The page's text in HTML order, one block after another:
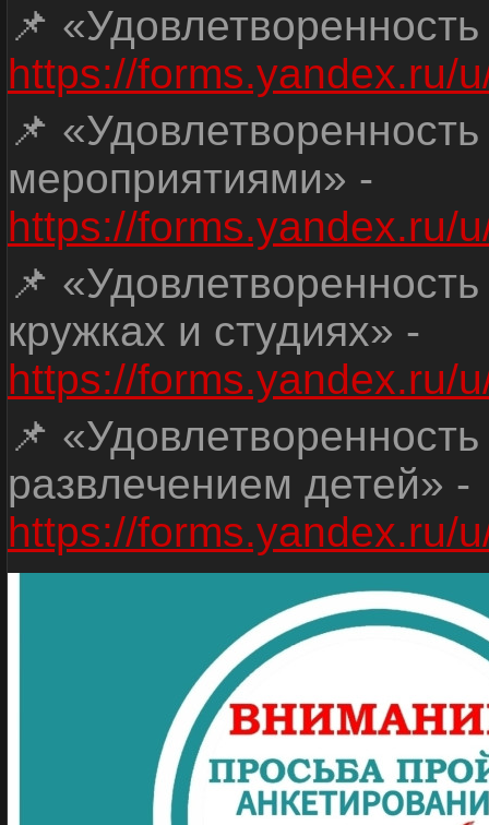
📌
https://forms.yandex.ru/
📌
мероприятиями» -
https://forms.yandex.ru/
📌
кружках и студиях» -
https://forms.yandex.ru/
📌
развлечением детей» -
https://forms.yandex.ru/